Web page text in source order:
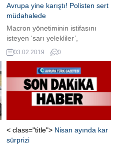
Avrupa yine karıştı! Polisten sert
müdahalede
Macron yönetiminin istifasını
isteyen ‘sarı yelekliler’,
eylemlerinin 12. haftasında yine
sokaklardaydı. Bu haftaki
eylemler, polisin eylemcilere
uyguladığı şiddetin artmasına
tepki olarak, daha önceki
eylemlerde ‘yaralanan
eylemcilere’ adandı.
03.02.2019 0
< class="title"> Nisan ayında kar
sürprizi